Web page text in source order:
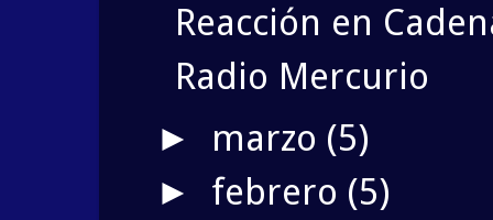
Reacción en
Radio Mercurio
► marzo (5)
► febrero (5)